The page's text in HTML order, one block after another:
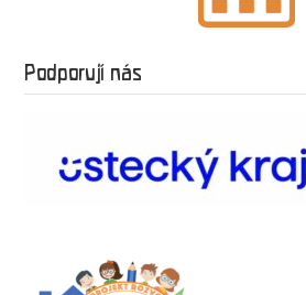
Podporují nás